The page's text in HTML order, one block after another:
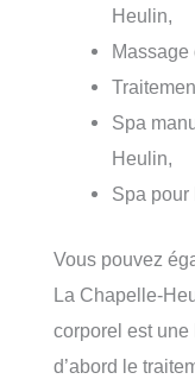
Heulin,
Spa
Heulin,
Spa
Vous pouvez
La Chapelle-
corporel est
d’abord le